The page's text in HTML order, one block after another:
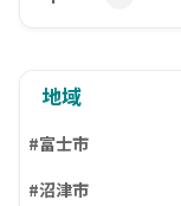
地域
#富士市
#沼津市